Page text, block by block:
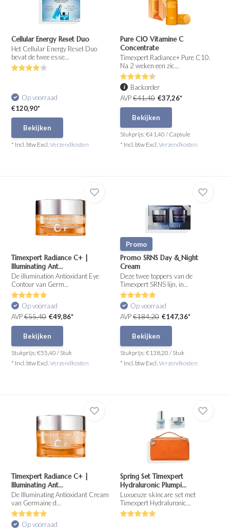
Cellular Energy Reset Duo
Het Cellular Energy Reset Duo
bevat de twee esse...
Op voorraad
€120,90*
Bekijken
* Incl. btw Excl.Verzendkosten
Pure C10 Vitamine C
Concentrate
Timexpert Radiance+ Pure C10.
Na 2 weken een zic...
Backorder
AVP€41,40 €37,26*
Bekijken
Stukprijs: €41,40 / Capsule
* Incl. btw Excl.Verzendkosten
Timexpert Radiance C+ |
Illuminating Ant...
De illumination Antioxidant Eye
Contour van Germ...
Op voorraad
AVP€55,40 €49,86*
Bekijken
Stukprijs:€55,40 / Stuk
* Incl. btw Excl.Verzendkosten
Promo
Promo SRNS Day & Night
Cream
Deze twee toppers van de
Timexpert SRNS lijn, in...
Op voorraad
AVP€184,20 €147,36*
Bekijken
Stukprijs: €138,20 / Stuk
* Incl. btw Excl.Verzendkosten
Timexpert Radiance C+ |
Illuminating Ant...
De Illuminating Antioxidant Cream
van Germaine d...
Op voorraad
Spring Set Timexpert
Hydraluronic Plumpi...
Luxueuze skincare set met
Timexpert Hydraluronic...